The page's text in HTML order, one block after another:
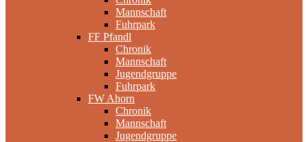
Mannschaft
Fuhrpark
FF Pfandl
Chronik
Mannschaft
Jugendgruppe
Fuhrpark
FW Ahorn
Chronik
Mannschaft
Jugendgruppe